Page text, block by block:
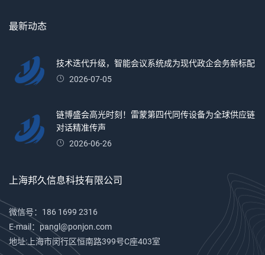
最新动态
技术迭代升级，智能会议系统成为现代政企会务新标配
2026-07-05
链博盛会高光时刻！雷蒙第四代同传设备为全球供应链
对话精准传声
2026-06-26
上海邦久信息科技有限公司
微信号：186 1699 2316
E-mail：pangl@ponjon.com
地址:上海市闵行区恒南路399号C座403室